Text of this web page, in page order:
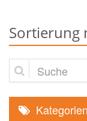
Sortierung
Suche
Kategorien